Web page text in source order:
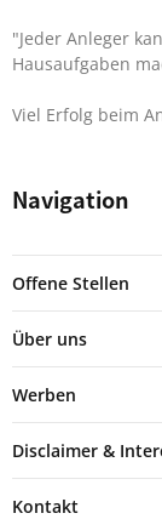
"Jeder Anleger
Hausaufgaben
Viel Erfolg beim
Navigation
Offene Stellen
Über uns
Werben
Disclaimer &
Kontakt